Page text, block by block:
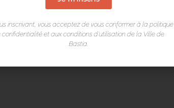
inscrivant, vous acceptez de vous conformer à la politique
confidentialité et aux conditions d’utilisation de la Ville de
Bastia.